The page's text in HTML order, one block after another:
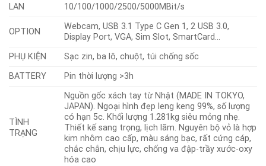
LAN
10/100/1000/2500/5000MBit/s
OPTION
Webcam, USB 3.1 Type C Gen 1, 2 USB 3.0,
Display Port, VGA, Sim Slot, SmartCard…
PHỤ KIỆN
Sạc zin, ba lô, chuột, túi chống sốc
BATTERY
Pin thời lượng >3h
TÌNH
TRẠNG
Nguồn gốc xách tay từ Nhật (MADE IN TOKYO,
JAPAN). Ngoại hình đẹp leng keng 99%, số lượng
có hạn 5c. Khối lượng 1.281kg siêu mỏng nhẹ.
Thiết kế sang trọng, lịch lãm. Nguyên bộ vỏ là hợp
kim nhôm cao cấp, màu sáng bạc, rất cứng cáp,
chắc chắn, chịu lực, chống va đập-trầy xước-oxy
hóa cao